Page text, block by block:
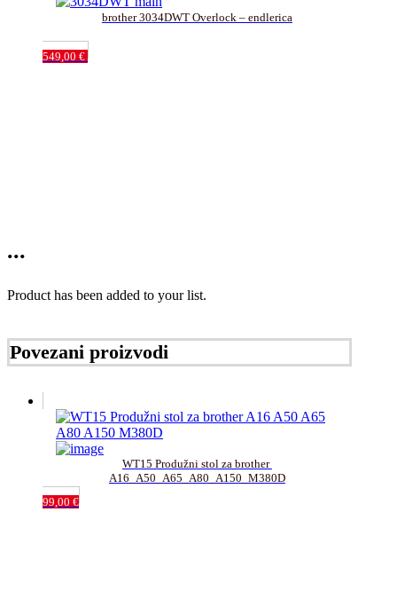
brother 3034DWT Overlock – endlerica
549,00 €
...
Product has been added to your list.
Povezani proizvodi
WT15 Produžni stol za brother
A16_A50_A65_A80_A150_M380D
99,00 €